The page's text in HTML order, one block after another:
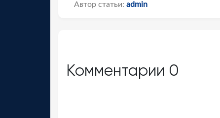
Автор статьи: admin
Комментарии 0